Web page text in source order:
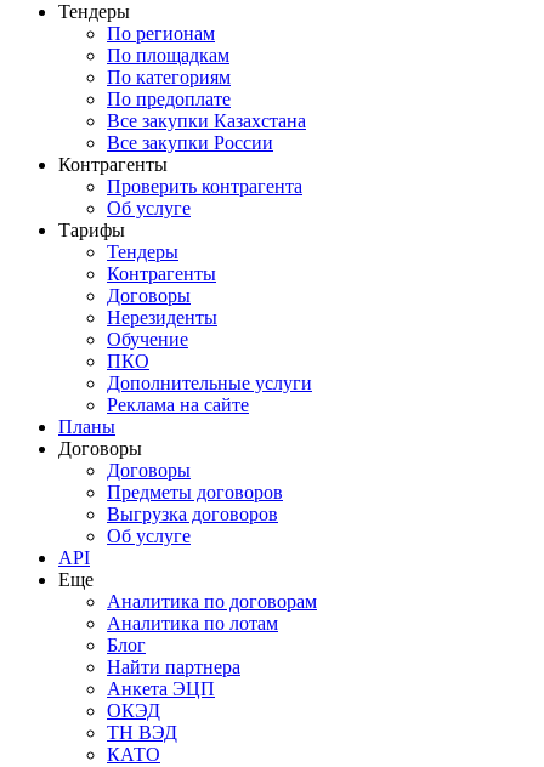
Тендеры
По регионам
По площадкам
По категориям
По предоплате
Все закупки Казахстана
Все закупки России
Контрагенты
Проверить контрагента
Об услуге
Тарифы
Тендеры
Контрагенты
Договоры
Нерезиденты
Обучение
ПКО
Дополнительные услуги
Реклама на сайте
Планы
Договоры
Договоры
Предметы договоров
Выгрузка договоров
Об услуге
API
Еще
Аналитика по договорам
Аналитика по лотам
Блог
Найти партнера
Анкета ЭЦП
ОКЭД
ТН ВЭД
КАТО